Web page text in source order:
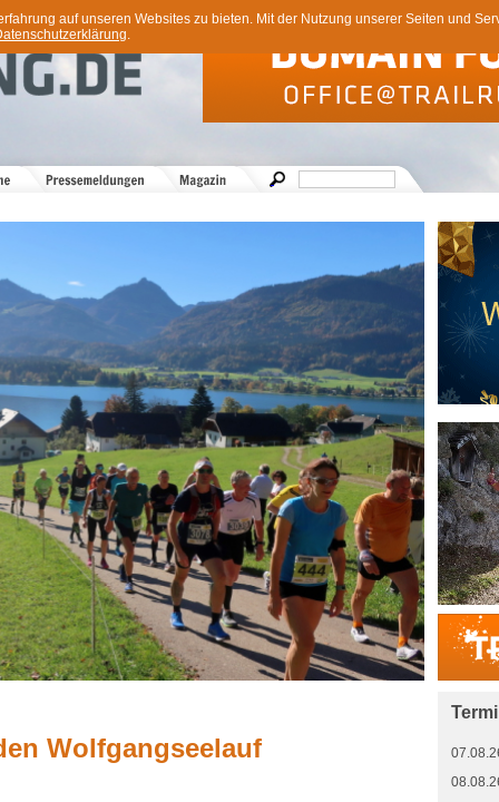
auf unseren Websites zu bieten. Mit der Nutzung unserer Seiten und
.
Wolfgangseelauf